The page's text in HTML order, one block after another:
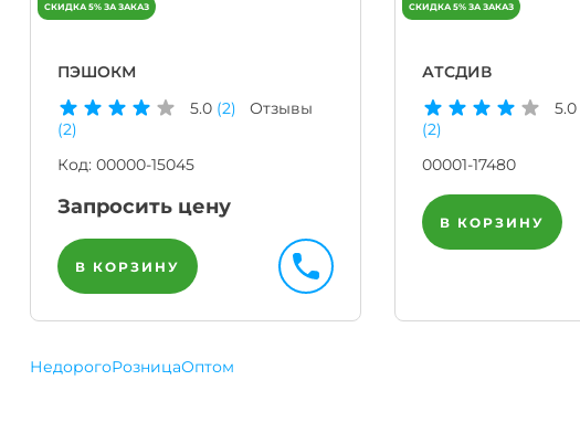
ПЭШОКМ
5.0 (2)
Отзывы
(2)
Код: 00000-15045
Запросить цену
В КОРЗИНУ
АТСДИВ
5.0
(2)
00001-17480
В КОРЗИНУ
НедорогоРозницаОптом